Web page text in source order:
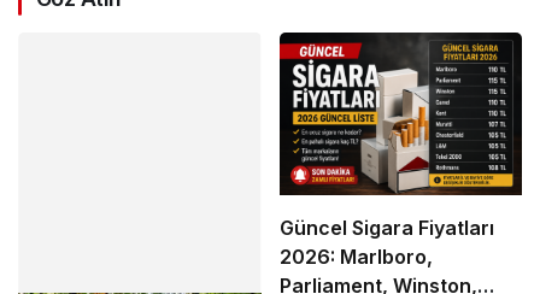
Güncel Sigara Fiyatları
2026: Marlboro,
Parliament, Winston,